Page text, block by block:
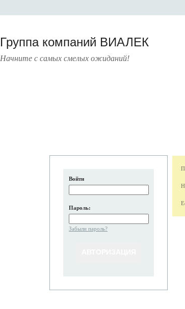
Группа компаний ВИАЛЕК
Начните с самых смелых ожиданий!
Войти
Пароль:
Забыли пароль?